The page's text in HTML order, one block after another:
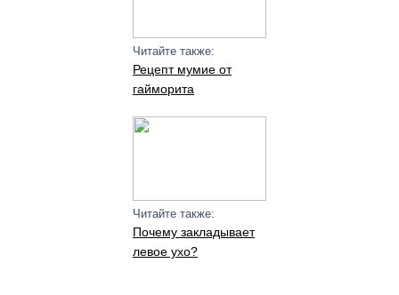
Читайте также:
Рецепт мумие от
гайморита
Читайте также:
Почему закладывает
левое ухо?